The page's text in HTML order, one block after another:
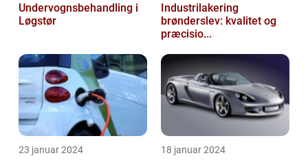
Undervognsbehandling i
Løgstør
Industrilakering
brønderslev: kvalitet og
præcisio...
23 januar 2024 18 januar 2024